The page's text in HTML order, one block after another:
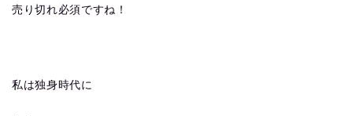
売り切れ必須ですね！
私は独身時代に